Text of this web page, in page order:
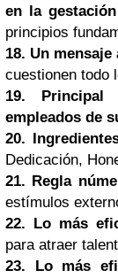
en la
principios
18. Un
cuestionen todo
19. Principal
empleados de
20.
Dedicación,
21. Regla
estímulos
22. Lo más
para atraer
23. Lo más